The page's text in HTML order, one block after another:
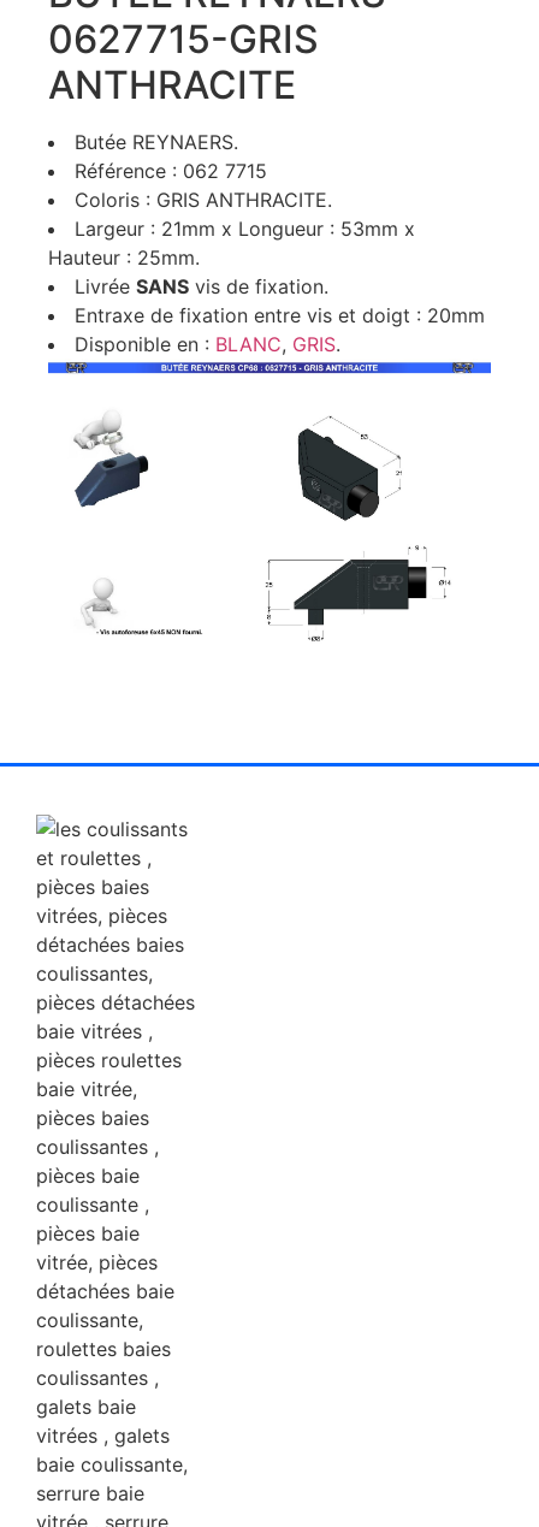
0627715-GRIS
ANTHRACITE
Butée REYNAERS.
Référence : 062 7715
Coloris : GRIS ANTHRACITE.
Largeur : 21mm x Longueur : 53mm x
Hauteur : 25mm.
Livrée SANS vis de fixation.
Entraxe de fixation entre vis et doigt : 20mm
Disponible en : BLANC, GRIS.